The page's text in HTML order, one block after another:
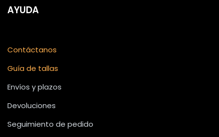
AYUDA
Contáctanos
Guía de tallas
Envíos y plazos
Devoluciones
Seguimiento de pedido